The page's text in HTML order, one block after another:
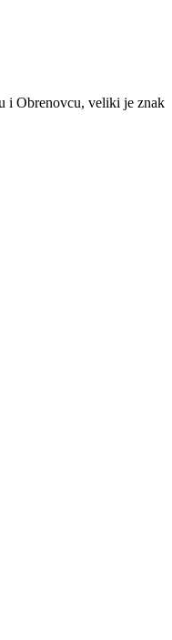
i Obrenovcu, veliki je znak